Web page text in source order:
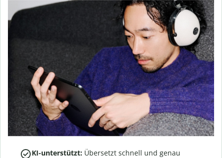
KI-unterstützt: Übersetzt schnell und genau